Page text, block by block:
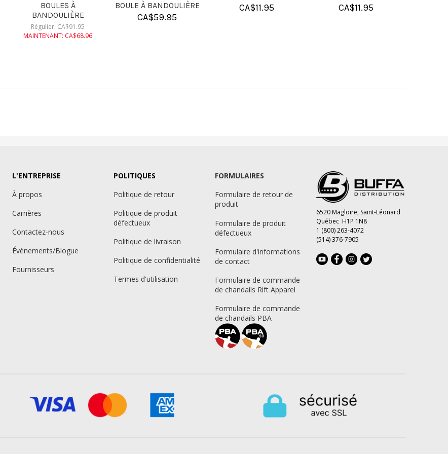
CA$9.95
BOULES À ROULETTES
CA$182.95
BOULE À ROULETTES
BOULES À
BANDOULIÈRE
L'ENTREPRISE
À propos
Carrières
Contactez-nous
Évènements/Blogue
Fournisseurs
POLITIQUES
Politique de retour
Politique de produit
défectueux
Politique de livraison
Politique de confidentialité
Termes d'utilisation
FORMULAIRES
Formulaire de retour de
produit
Formulaire de produit
défectueux
Formulaire d'informations
de contact
Formulaire de commande
de chandails Rift Apparel
Formulaire de commande
de chandails PBA
6520 Magloire, Saint-Léonard
Québec H1P 1N8
1 (800) 263-4072
(514) 376-7905